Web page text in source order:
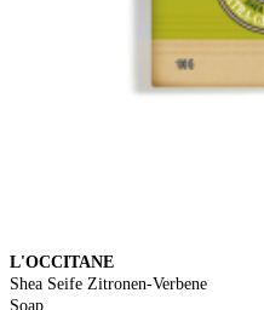
L'OCCITANE
Shea Seife Zitronen-Verbene
Soap